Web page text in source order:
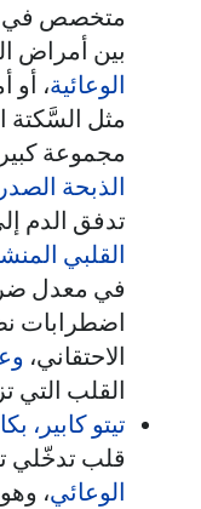
متخصص في
بين أمراض
الوعائية، أو
مثل السَّكتة
مجموعة
الذبحة
تدفق الدم
القلبي
في معدل
اضطرابات
الاحتقاني،
القلب التي
تيتو كابير،
قلب تدخّلي
الوعائي،